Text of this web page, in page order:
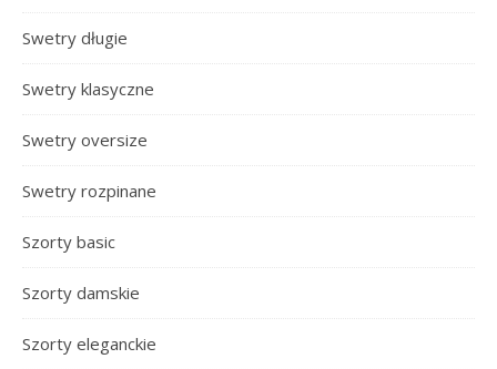
Swetry długie
Swetry klasyczne
Swetry oversize
Swetry rozpinane
Szorty basic
Szorty damskie
Szorty eleganckie